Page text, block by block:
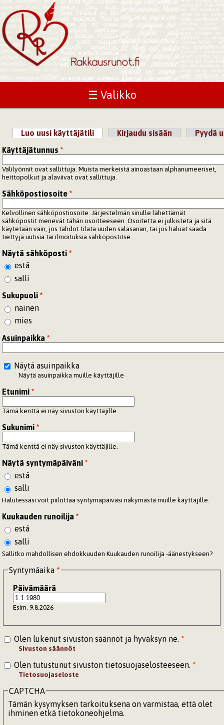
☰ Valikko
Ensisijaiset välilehdet
Luo uusi käyttäjätili (aktiivinen välilehti)
Kirjaudu sisään
Pyydä
Käyttäjätunnus*
Välilyönnit ovat sallittuja. Muista merkeistä ainoastaan alphanumeeriset,
heittopolkut ja alaviivat ovat sallittuja.
Sähköpostiosoite*
Kelvollinen sähköpostiosoite. Järjestelmän sinulle lähettämät
sähköpostit menevät tähän osoitteeseen. Osoitetta ei julkisteta ja sitä
käytetään vain, jos tahdot tilata uuden salasanan, tai jos haluat saada
tiettyjä uutisia tai ilmoituksia sähköpostitse.
Näytä sähköposti*
estä
salli
Sukupuoli*
nainen
mies
Asuinpaikka*
Näytä asuinpaikka
Näytä asuinpaikka muille käyttäjille
Etunimi*
Tämä kenttä ei näy sivuston käyttäjille.
Sukunimi*
Tämä kenttä ei näy sivuston käyttäjille.
Näytä syntymäpäiväni*
estä
salli
Halutessasi voit piilottaa syntymäpäiväsi näkymästä muille käyttäjille.
Kuukauden runoilija*
estä
salli
Sallitko mahdollisen ehdokkuuden Kuukauden runoilija -äänestykseen?
Syntymäaika *
Päivämäärä
Esim. 9.8.2026
Olen lukenut sivuston säännöt ja hyväksyn ne. *
Sivuston säännöt
Olen tutustunut sivuston tietosuojaselosteeseen. *
Tietosuojaseloste
CAPTCHA
Tämän kysymyksen tarkoituksena on varmistaa, että olet
ihminen etkä tietokoneohjelma.